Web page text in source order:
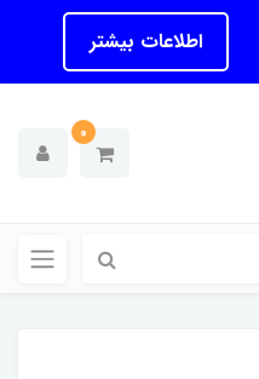
اطلاعات بیشتر
0